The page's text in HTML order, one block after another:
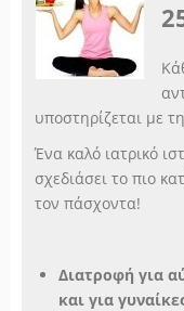
υποστηρίζεται με
Ένα καλό ιατρικό
σχεδιάσει το πιο
τον πάσχοντα!
Διατροφή για
και για